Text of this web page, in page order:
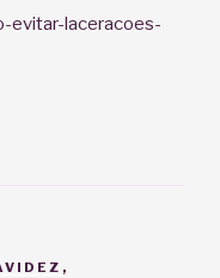
evitar-laceracoes-
,